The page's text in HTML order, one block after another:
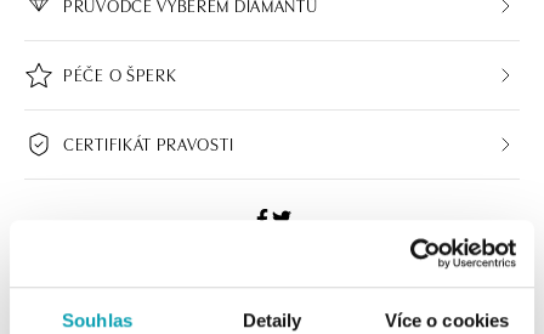
Souhlas Detaily Více o cookies
PRŮVODCE VÝBĚREM DIAMANTŮ
PÉČE O ŠPERK
CERTIFIKÁT PRAVOSTI
ALO BUTIKY